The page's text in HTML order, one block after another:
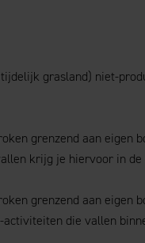
grasland) niet-
grenzend aan eigen
krijg je hiervoor in
grenzend aan eigen
die vallen